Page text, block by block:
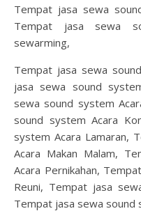
Tempat jasa sewa
Tempat jasa sewa
sewarming,
Tempat jasa sewa
jasa sewa sound
sewa sound system
sound system Acara
system Acara Lamaran,
Acara Makan Malam,
Acara Pernikahan,
Reuni, Tempat jasa
Tempat jasa sewa sound